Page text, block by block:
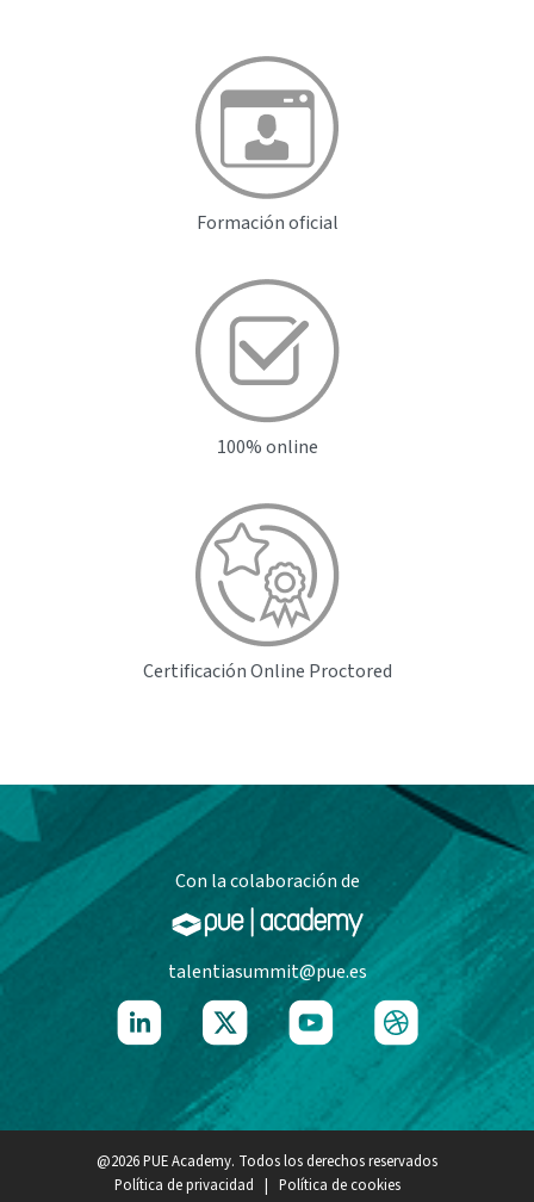
Formación oficial
100% online
Certificación Online Proctored
Con la colaboración de
talentiasummit@pue.es
@2026 PUE Academy. Todos los derechos reservados
Política de privacidad | Política de cookies